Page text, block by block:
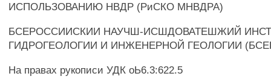
ИСПОЛЬЗОВАНИЮ НВДР (РиСКО МНВДРА)
БСЕРОССИИСКИИ НАУЧШ-ИСШДОВАТЕШЖИЙ
ГИДРОГЕОЛОГИИ И ИНЖЕНЕРНОЙ ГЕОЛОГИИ
На правах рукописи УДК оЬ6.3:622.5